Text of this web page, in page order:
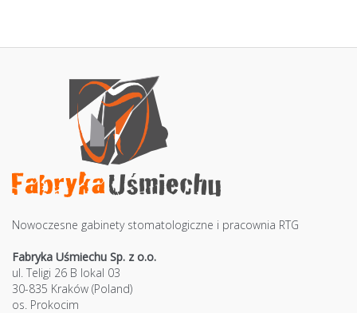
Nowoczesne gabinety stomatologiczne i pracownia RTG
Fabryka Uśmiechu Sp. z o.o.
ul. Teligi 26 B lokal 03
30-835 Kraków (Poland)
os. Prokocim